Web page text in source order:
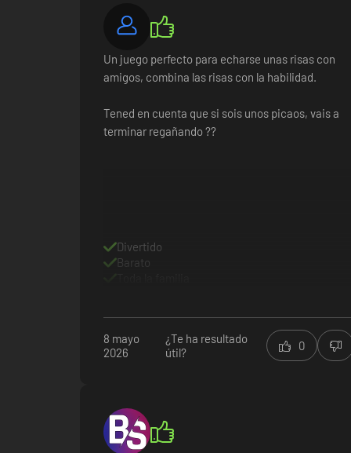
Un juego perfecto para echarse unas risas con
amigos, combina las risas con la habilidad.
Tened en cuenta que si sois unos picaos, vais a
terminar regañando ??
Divertido
Barato
8 mayo
2026
¿Te ha resultado
útil?
0